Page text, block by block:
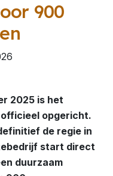
900
2025 is het
opgericht.
de regie in
start direct
duurzaam